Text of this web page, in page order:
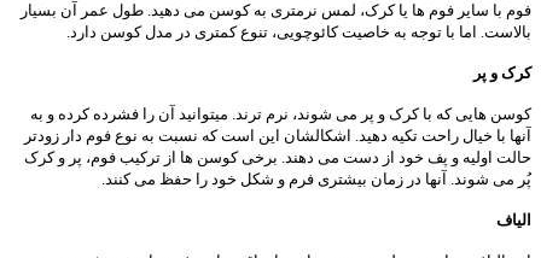
فوم با سایر فوم ها یا کرک، لمس نرمتری به کوسن می دهید. طول عمر آن بسیار
بالاست. اما با توجه به خاصیت کائوچویی، تنوع کمتری در مدل کوسن دارد.
کرک و پر
کوسن هایی که با کرک و پر می شوند، نرم ترند. میتوانید آن را فشرده کرده و به
آنها با خیال راحت تکیه دهید. اشکالشان این است که نسبت به نوع فوم دار زودتر
حالت اولیه و پف خود از دست می دهند. برخی کوسن ها از ترکیب فوم، پر و کرک
پُر می شوند. آنها در زمان بیشتری فرم و شکل خود را حفظ می کنند.
الیاف